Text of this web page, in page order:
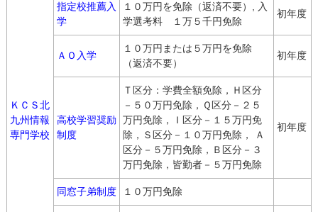
ＫＣＳ北
九州情報
専門学校
指定校推薦入
学
１０万円を免除（返済不要）, 入
学選考料 １万５千円免除
初年度
ＡＯ入学
１０万円または５万円を免除
（返済不要）
初年度
高校学習奨励
制度
Ｔ区分：学費全額免除，Ｈ区分
－５０万円免除，Ｑ区分－２５
万円免除，Ｉ区分－１５万円免
除，Ｓ区分－１０万円免除， Ａ
区分－５万円免除，Ｂ区分－３
万円免除，皆勤者－５万円免除
初年度
同窓子弟制度 １０万円免除